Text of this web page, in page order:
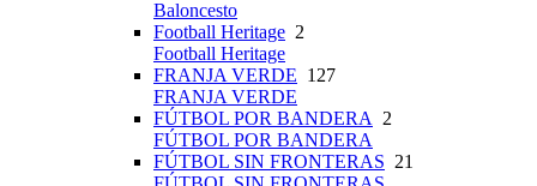
Baloncesto
Football Heritage 2
Football Heritage
FRANJA VERDE 127
FRANJA VERDE
FÚTBOL POR BANDERA 2
FÚTBOL POR BANDERA
FÚTBOL SIN FRONTERAS 21